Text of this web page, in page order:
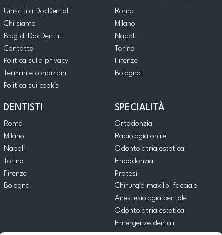
Unisciti a DocDental
Chi siamo
Blog di DocDental
Contatto
Politica sulla privacy
Termini e condizioni
Politica sui cookie
Roma
Milano
Napoli
Torino
Firenze
Bologna
DENTISTI
Roma
Milano
Napoli
Torino
Firenze
Bologna
SPECIALITÀ
Ortodonzia
Radiologia orale
Odontoiatria estetica
Endodonzia
Protesi
Chirurgia maxillo-facciale
Anestesiologia dentale
Odontoiatria estetica
Emergenze dentali